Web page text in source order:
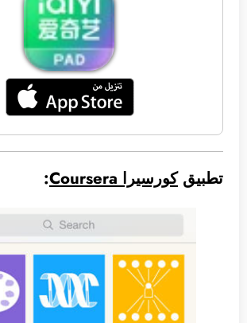
تطبيقكورسيرا Coursera :